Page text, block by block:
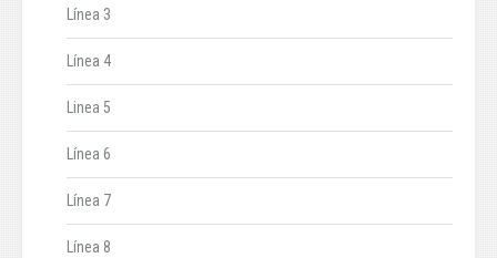
Línea 3
Línea 4
Linea 5
Línea 6
Línea 7
Línea 8